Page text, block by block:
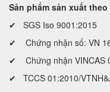
Sản phẩm sản xuất
✔ SGS Iso 9001:2015
✔ Chứng nhận số: VN
✔ Chứng nhận VINCAS
✔ TCCS 01:2010/